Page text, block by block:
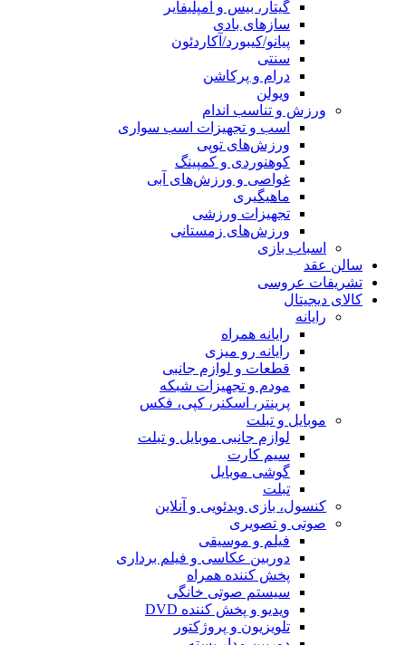
گیتار، بیس و امپلیفایر
سازهای بادی
پیانو/کیبورد/آکاردئون
سنتی
درام و پرکاشن
ویولن
ورزش و تناسب اندام
اسب و تجهیزات اسب سواری
ورزش‌های توپی
کوهنوردی و کمپینگ
غواصی و ورزش‌های آبی
ماهیگیری
تجهیزات ورزشی
ورزش‌های زمستانی
اسباب‌ بازی
سالن عقد
تشریفات عروسی
کالای دیجیتال
رایانه
رایانه همراه
رایانه رو میزی
قطعات و لوازم جانبی
مودم و تجهیزات شبکه
پرینتر، اسکنر، کپی، فکس
موبایل و تبلت
لوازم جانبی موبایل و تبلت
سیم کارت
گوشی موبایل
تبلت
کنسول، بازی‌ ویدئویی و آنلاین
صوتی و تصویری
فیلم و موسیقی
دوربین عکاسی و فیلم برداری
پخش کننده همراه
سیستم صوتی خانگی
ویدیو و پخش کننده DVD
تلویزیون و پروژکتور